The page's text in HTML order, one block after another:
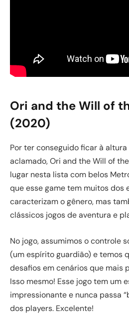
Ori and the Will of
(2020)
Por ter conseguido ficar à
aclamado, Ori and the Will of
lugar nesta lista com belos
que esse game tem muitos dos
caracterizam o gênero, mas
clássicos jogos de aventura e
No jogo, assumimos o controle
(um espírito guardião) e temos
desafios em cenários que mais
Isso mesmo! Esse jogo tem um
impressionante e nunca passa
dos players. Excelente!